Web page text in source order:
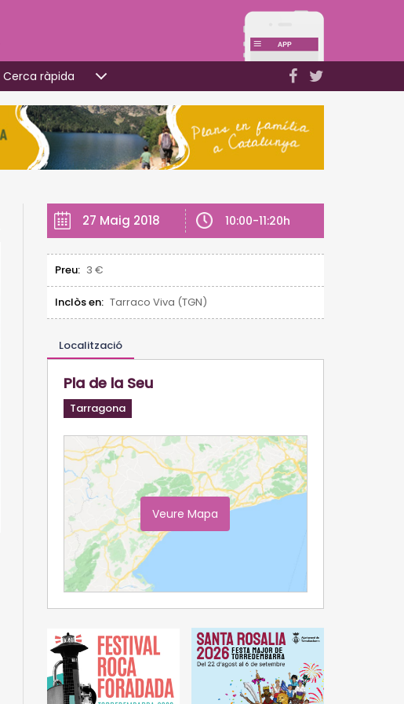
Cerca ràpida
27 Maig 2018 10:00-11:20h
Preu: 3 €
Inclòs en: Tarraco Viva (TGN)
Localització
Pla de la Seu
Tarragona
Veure Mapa